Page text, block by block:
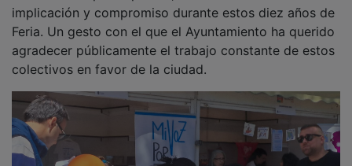
El acto de entrega, que ha contado con un photocall
específicamente instalado para la ocasión, ha puesto
en valor ese trabajo muchas veces silencioso que —
como ha señalado la alcaldesa— “sostiene una parte
donde las administraciones no llegan”.
PUBLICIDAD